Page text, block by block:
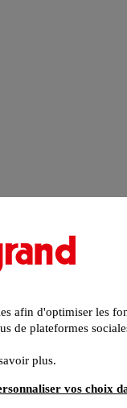
afin d'optimiser les
de plateformes
plus.
vos choix